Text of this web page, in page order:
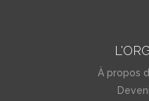
À propos